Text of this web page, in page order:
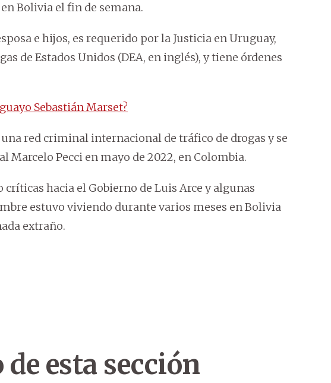
Bolivia el fin de semana.
e hijos, es requerido por la Justicia en Uruguay,
de Estados Unidos (DEA, en inglés), y tiene órdenes
Sebastián Marset?
red criminal internacional de tráfico de drogas y se
Marcelo Pecci en mayo de 2022, en Colombia.
hacia el Gobierno de Luis Arce y algunas
estuvo viviendo durante varios meses en Bolivia
extraño.
esta sección